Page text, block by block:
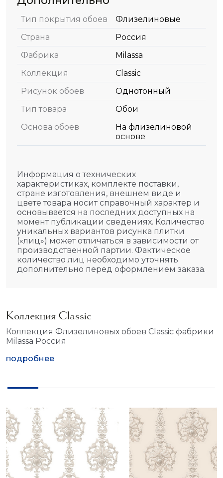
Тип покрытия обоев
Флизелиновые
Страна
Россия
Фабрика
Milassa
Коллекция
Classic
Рисунок обоев
Однотонный
Тип товара
Обои
Основа обоев
На флизелиновой
основе
Информация о технических
характеристиках, комплекте поставки,
стране изготовления, внешнем виде и
цвете товара носит справочный характер и
основывается на последних доступных на
момент публикации сведениях. Количество
уникальных вариантов рисунка плитки
(«лиц») может отличаться в зависимости от
производственной партии. Фактическое
количество лиц необходимо уточнять
дополнительно перед оформлением заказа.
Коллекция Classic
Коллекция Флизелиновых обоев Classic фабрики
Milassa Россия
подробнее